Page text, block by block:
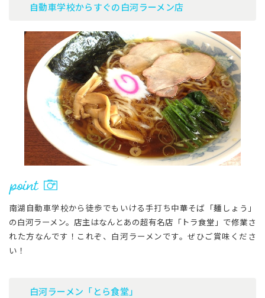
自動車学校からすぐの白河ラーメン店
南湖自動車学校から徒歩でもいける手打ち中華そば「麺しょう」
の白河ラーメン。店主はなんとあの超有名店「トラ食堂」で修業さ
れた方なんです！これぞ、白河ラーメンです。ぜひご賞味くださ
い！
白河ラーメン「とら食堂」